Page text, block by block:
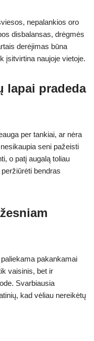
nepalankios oro
disbalansas, drėgmės
derėjimas būna
įsitvirtina naujoje vietoje.
lapai pradeda
per tankiai, ar nėra
seni pažeisti
o patį augalą toliau
bendras
pakankamai
vaisinis, bet ir
Svarbiausia
kad vėliau nereikėtų